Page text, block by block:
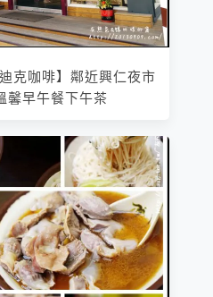
克咖啡】鄰近興仁夜市
馨早午餐下午茶